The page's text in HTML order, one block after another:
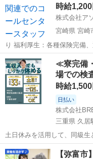
時給1,200
株式会社ア
宮崎県 宮崎
り 福利厚生：各種保険完備、
険あり…
宮崎 宮崎市 電話対応
≪寮完備
場での検
時給1,500
日払い
株式会社
三重県 久居
土日休みを活用して、同級生
う！
三重 津市 久居駅
【弥富